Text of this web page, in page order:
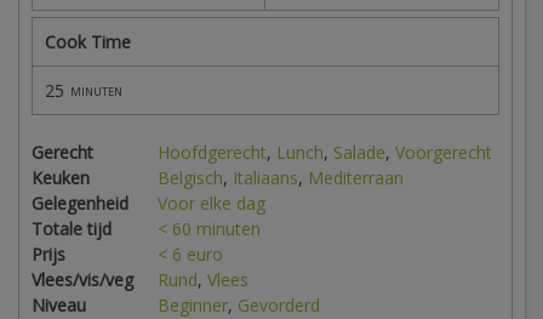
Cook Time
25 minuten
Gerecht Hoofdgerecht, Lunch, Salade, Voorgerecht
Keuken
Belgisch, Italiaans, Mediterraan
Gelegenheid
Voor elke dag
Totale tijd
< 60 minuten
Prijs
< 6 euro
Vlees/vis/veg
Rund, Vlees
Niveau
Beginner, Gevorderd